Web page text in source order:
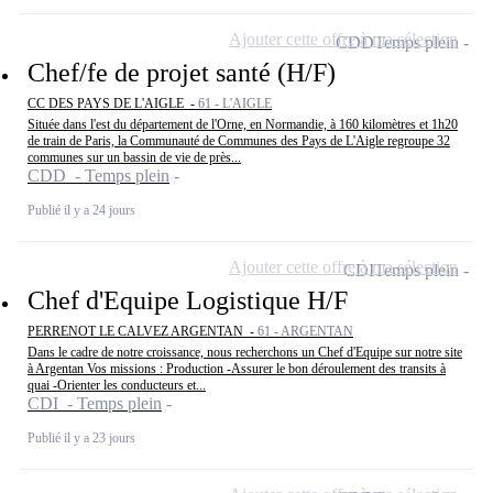
Chef/fe de projet santé (H/F)
CC DES PAYS DE L'AIGLE - 61 - L'AIGLE
Située dans l'est du département de l'Orne, en Normandie, à 160 kilomètres et 1h20
de train de Paris, la Communauté de Communes des Pays de L'Aigle regroupe 32
communes sur un bassin de vie de près...
CDD - Temps plein
Publié il y a 24 jours
CDDTemps plein
Ajouter cette offre à ma sélection
Chef d'Equipe Logistique H/F
PERRENOT LE CALVEZ ARGENTAN - 61 - ARGENTAN
Dans le cadre de notre croissance, nous recherchons un Chef d'Equipe sur notre site
à Argentan Vos missions : Production -Assurer le bon déroulement des transits à
quai -Orienter les conducteurs et...
CDI - Temps plein
Publié il y a 23 jours
CDITemps plein
Ajouter cette offre à ma sélection